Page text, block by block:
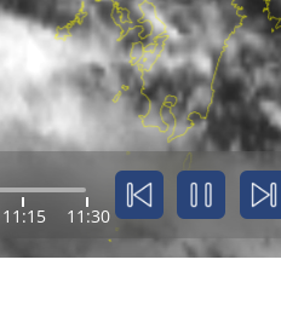
11:15 11:30